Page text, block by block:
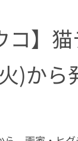
】
)から